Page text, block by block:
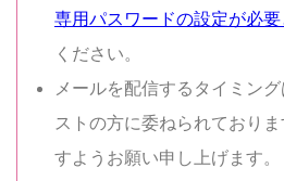
専用パスワードの設定が必
ください。
メールを配信するタイミン
ストの方に委ねられており
すようお願い申し上げます。